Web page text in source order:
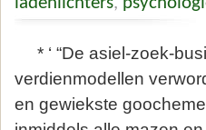
* ‘ “De asiel-zoek-
verdienmodellen
en gewiekste